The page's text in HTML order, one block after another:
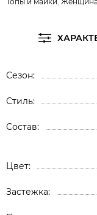
Сезон
Стиль
Состав
Цвет
Застежка